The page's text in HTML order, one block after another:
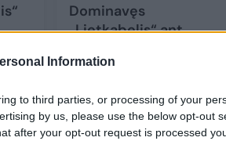
Information
to third parties, or processing of your
by us, please use the below opt-out
after your opt-out request is processed
Dominavęs
„Lietkabelis“ ant
čempionus – LKL
lemiamų rungtynių
(1)